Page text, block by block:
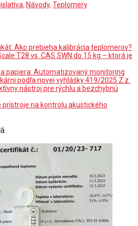
, Návody, Teplomery.
Ako prebieha kalibrácia teplomerov?
T28 vs. CAS SWN do 15 kg – ktorá je
papiera: Automatizovaný monitoring
podľa novej vyhlášky 419/2025 Z.z.
nástroj pre rýchlu a bezchybnú
prístroje na kontrolu akustického